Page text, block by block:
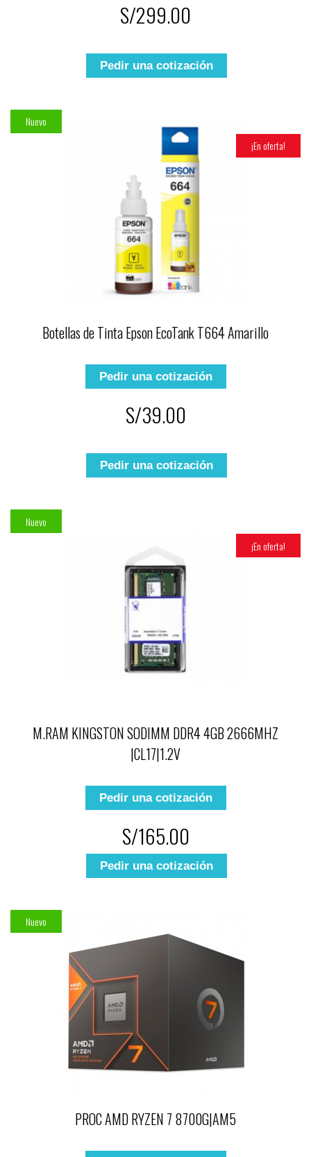
S/299.00
Pedir una cotización
¡En oferta!
Nuevo
Botellas de Tinta Epson EcoTank T664 Amarillo
Pedir una cotización
S/39.00
Pedir una cotización
¡En oferta!
Nuevo
M.RAM KINGSTON SODIMM DDR4 4GB 2666MHZ
|CL17|1.2V
Pedir una cotización
S/165.00
Pedir una cotización
Nuevo
PROC AMD RYZEN 7 8700G|AM5